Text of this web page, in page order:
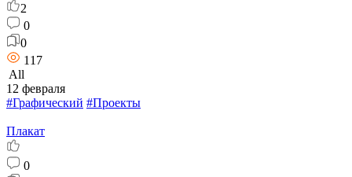
2
0
0
117
All
12 февраля
#Графический #Проекты
Плакат
0